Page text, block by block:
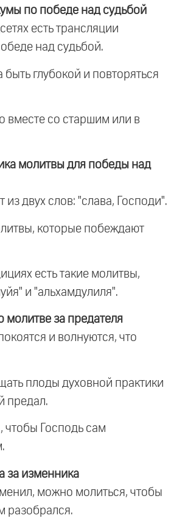
по победе над судьбой
есть трансляции
над судьбой.
глубокой и повторяться
вместе со старшим или в
молитвы для победы над
из двух слов: "слава, Господи".
которые побеждают
есть такие молитвы,
и "альхамдулиля".
молитве за предателя
и волнуются, что
плоды духовной практики
предал.
чтобы Господь сам
за изменника
можно молиться, чтобы
разобрался.